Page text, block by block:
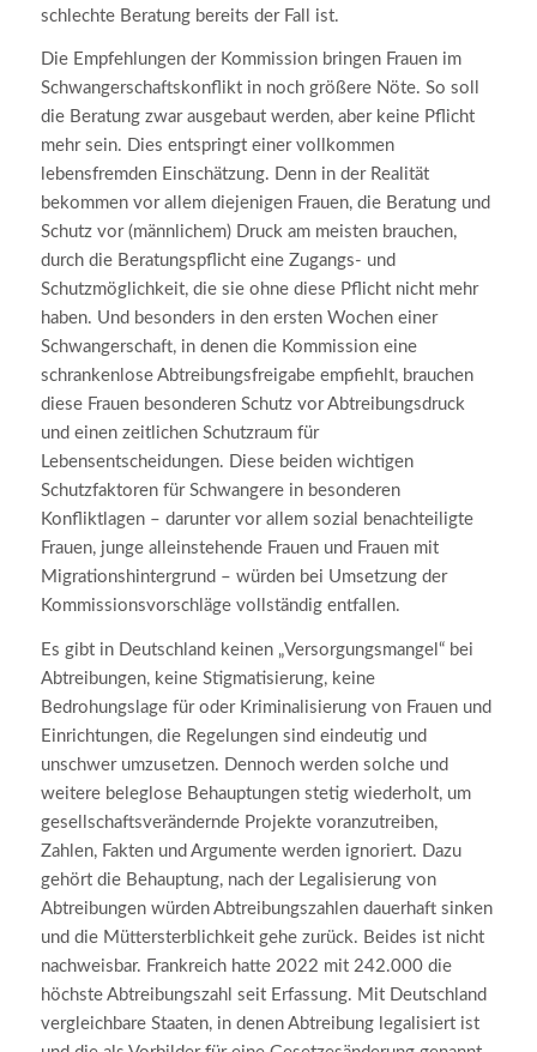
schlechte Beratung bereits der Fall ist.
Die Empfehlungen der Kommission bringen Frauen im
Schwangerschaftskonflikt in noch größere Nöte. So soll
die Beratung zwar ausgebaut werden, aber keine Pflicht
mehr sein. Dies entspringt einer vollkommen
lebensfremden Einschätzung. Denn in der Realität
bekommen vor allem diejenigen Frauen, die Beratung und
Schutz vor (männlichem) Druck am meisten brauchen,
durch die Beratungspflicht eine Zugangs- und
Schutzmöglichkeit, die sie ohne diese Pflicht nicht mehr
haben. Und besonders in den ersten Wochen einer
Schwangerschaft, in denen die Kommission eine
schrankenlose Abtreibungsfreigabe empfiehlt, brauchen
diese Frauen besonderen Schutz vor Abtreibungsdruck
und einen zeitlichen Schutzraum für
Lebensentscheidungen. Diese beiden wichtigen
Schutzfaktoren für Schwangere in besonderen
Konfliktlagen – darunter vor allem sozial benachteiligte
Frauen, junge alleinstehende Frauen und Frauen mit
Migrationshintergrund – würden bei Umsetzung der
Kommissionsvorschläge vollständig entfallen.
Es gibt in Deutschland keinen „Versorgungsmangel“ bei
Abtreibungen, keine Stigmatisierung, keine
Bedrohungslage für oder Kriminalisierung von Frauen und
Einrichtungen, die Regelungen sind eindeutig und
unschwer umzusetzen. Dennoch werden solche und
weitere beleglose Behauptungen stetig wiederholt, um
gesellschaftsverändernde Projekte voranzutreiben,
Zahlen, Fakten und Argumente werden ignoriert. Dazu
gehört die Behauptung, nach der Legalisierung von
Abtreibungen würden Abtreibungszahlen dauerhaft sinken
und die Müttersterblichkeit gehe zurück. Beides ist nicht
nachweisbar. Frankreich hatte 2022 mit 242.000 die
höchste Abtreibungszahl seit Erfassung. Mit Deutschland
vergleichbare Staaten, in denen Abtreibung legalisiert ist